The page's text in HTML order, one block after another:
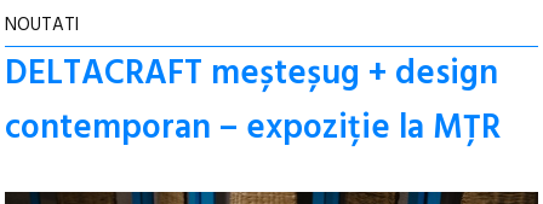
NOUTATI
DELTACRAFT meșteșug + design
contemporan – expoziție la MȚR